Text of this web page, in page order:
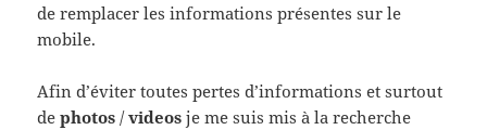
de remplacer les informations présentes sur le
mobile.
Afin d’éviter toutes pertes d’informations et surtout
dephotos /videos je me suis mis à la recherche